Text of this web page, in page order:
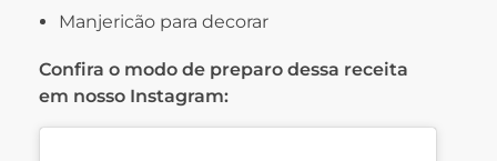
Manjericão para decorar
Confira o modo de preparo dessa receita
em nosso Instagram: